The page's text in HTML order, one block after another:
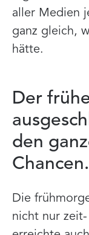
aller Medien
ganz gleich,
hätte.
Der
den
Chancen.
Die
nicht nur